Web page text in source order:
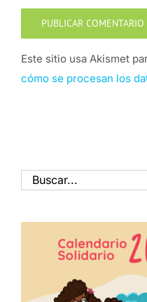
Este sitio usa Akismet
cómo se procesan los
Buscar: